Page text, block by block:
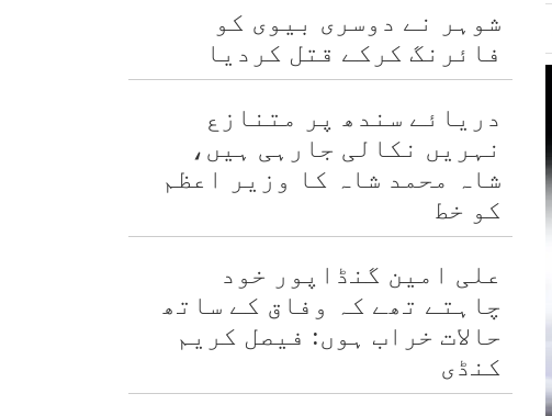
شوہر نے دوسری بیوی کو
فائرنگ کرکے قتل کردیا
دریائے سندھ پر متنازع
نہریں نکالی جارہی ہیں،
شاہ محمد شاہ کا وزیر اعظم
کو خط
علی امین گنڈاپور خود
چاہتے تھے کہ وفاق کے ساتھ
حالات خراب ہوں: فیصل کریم
کنڈی